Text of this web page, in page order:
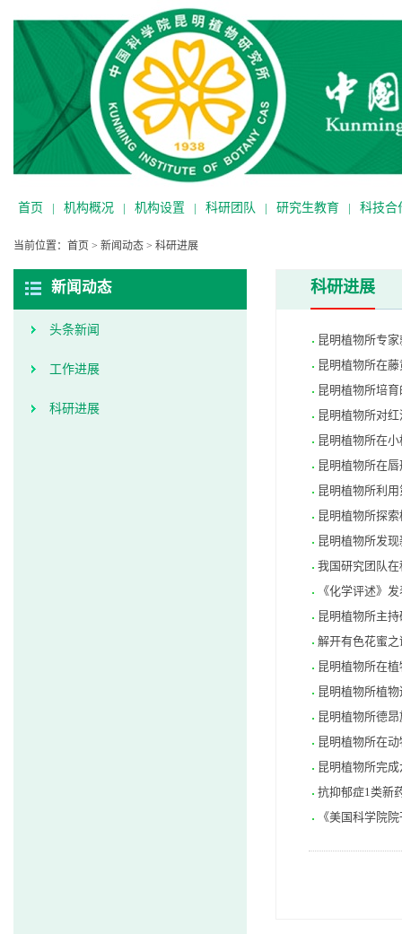
首页 | 机构概况 | 机构设置 | 科研团队 | 研究生教育 | 科技合
当前位置： 首页 > 新闻动态 > 科研进展
新闻动态
头条新闻
工作进展
科研进展
科研进展
昆明植物所专
昆明植物所在
昆明植物所培
昆明植物所对
昆明植物所在
昆明植物所在
昆明植物所利
昆明植物所探
昆明植物所发
我国研究团队
《化学评述》
昆明植物所主
解开有色花蜜
昆明植物所在
昆明植物所植
昆明植物所德
昆明植物所在
昆明植物所完
抗抑郁症1类新
《美国科学院